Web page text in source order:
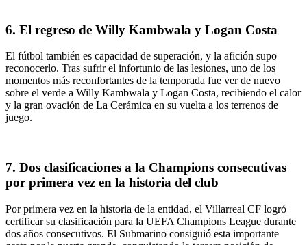
6. El regreso de Willy Kambwala y Logan Costa
El fútbol también es capacidad de superación, y la afición supo
reconocerlo. Tras sufrir el infortunio de las lesiones, uno de los
momentos más reconfortantes de la temporada fue ver de nuevo
sobre el verde a Willy Kambwala y Logan Costa, recibiendo el calor
y la gran ovación de La Cerámica en su vuelta a los terrenos de
juego.
7. Dos clasificaciones a la Champions consecutivas
por primera vez en la historia del club
Por primera vez en la historia de la entidad, el Villarreal CF logró
certificar su clasificación para la UEFA Champions League durante
dos años consecutivos. El Submarino consiguió esta importante